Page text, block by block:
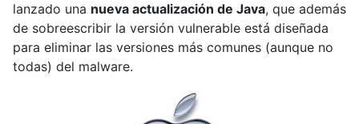
lanzado una nueva actualización de Java, que además
de sobreescribir la versión vulnerable está diseñada
para eliminar las versiones más comunes (aunque no
todas) del malware.